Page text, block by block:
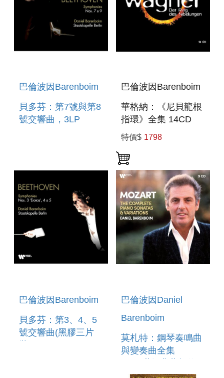
RECORDINGS
巴倫波因Barenboim
貝多芬：第7號與第8
號交響曲，3LP
巴倫波因Barenboim
華格納：《尼貝龍根
指環》全集 14CD
WAGNER: DER
NIBELUNGEN 14CD
特價$ 1798
巴倫波因Barenboim
貝多芬：第3、4、5
號交響曲(黑膠三片
巴倫波因Daniel
Barenboim
莫札特：鋼琴奏鳴曲
與變奏曲全集
盒) MOZART: